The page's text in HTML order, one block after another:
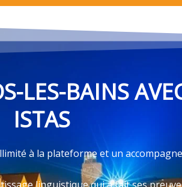
LES-BAINS
ISTAS
à la plateforme et un